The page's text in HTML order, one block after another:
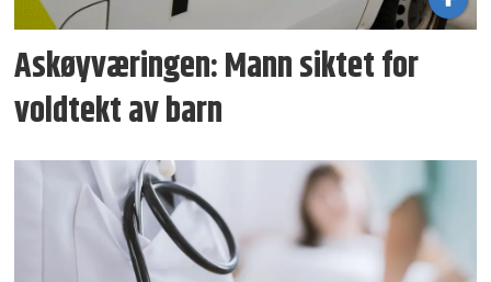
Askøyværingen: Mann siktet for
voldtekt av barn